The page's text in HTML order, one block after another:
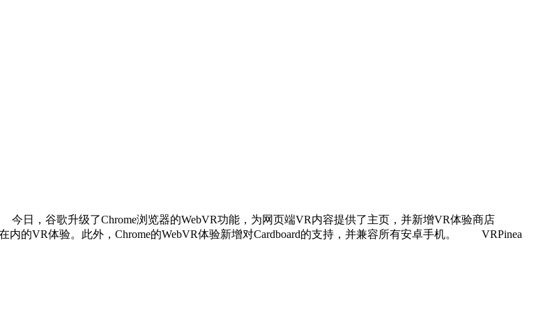
谷歌升级了Chrome浏览器的WebVR功能，为网页端VR内容提供了主页，并新增VR体验商店
内的VR体验。此外，Chrome的WebVR体验新增对Cardboard的支持，并兼容所有安卓手机。 VRPinea